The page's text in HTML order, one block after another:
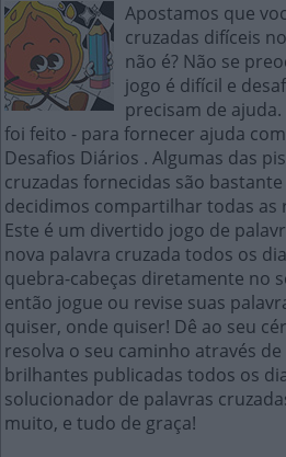
Apostamos que
cruzadas difíceis
não é? Não se
jogo é difícil e
precisam de
foi feito - para fornecer ajuda
Desafios Diários . Algumas das
cruzadas fornecidas são
decidimos compartilhar todas as
Este é um divertido jogo de
nova palavra cruzada todos os
quebra-cabeças diretamente no
então jogue ou revise suas
quiser, onde quiser! Dê ao seu
resolva o seu caminho através
brilhantes publicadas todos os
solucionador de palavras
muito, e tudo de graça!